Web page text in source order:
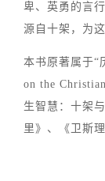
卑、英勇的言
源自十架，为
本书原著属于“
on the
生智慧：十架
里》、《卫斯